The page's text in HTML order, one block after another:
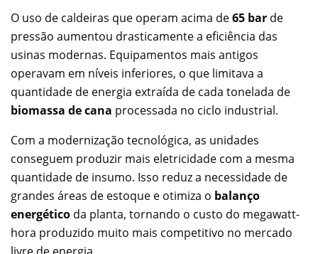
O uso de caldeiras que operam acima de65 bar de
pressão aumentou drasticamente a eficiência das
usinas modernas. Equipamentos mais antigos
operavam em níveis inferiores, o que limitava a
quantidade de energia extraída de cada tonelada de
biomassa de cana processada no ciclo industrial.
Com a modernização tecnológica, as unidades
conseguem produzir mais eletricidade com a mesma
quantidade de insumo. Isso reduz a necessidade de
grandes áreas de estoque e otimiza o balanço
energético da planta, tornando o custo do megawatt-
hora produzido muito mais competitivo no mercado